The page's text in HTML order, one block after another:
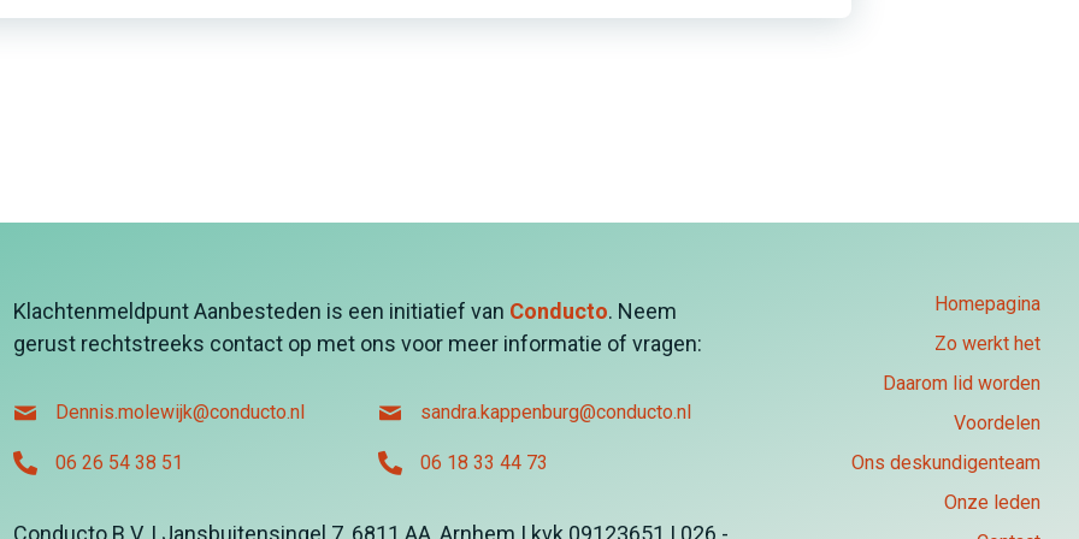
Klachtenmeldpunt Aanbesteden is een initiatief van Conducto. Neem
gerust rechtstreeks contact op met ons voor meer informatie of vragen:
Dennis.molewijk@conducto.nl
06 26 54 38 51
sandra.kappenburg@conducto.nl
06 18 33 44 73
Conducto B.V. | Jansbuitensingel 7, 6811 AA, Arnhem | kvk 09123651 | 026 -
Homepagina
Zo werkt het
Daarom lid worden
Voordelen
Ons deskundigenteam
Onze leden